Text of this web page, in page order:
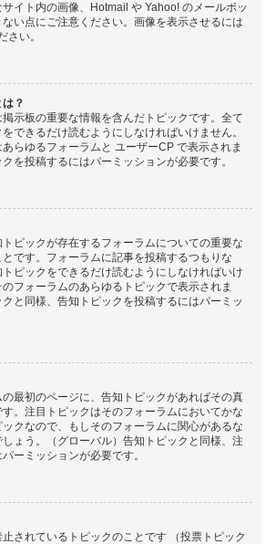
イト内の画像、Hotmail や Yahoo! のメールボッ
い点にご注意ください。画像を表示させるには
さい。
？
示板の重要な情報を含んだトピックです。全て
できるだけ読むようにしなければいけません。
らゆるフォーラムと ユーザーCP で表示されま
を投稿するにはパーミッションが必要です。
ピックが存在するフォーラムについての重要な
です。フォーラムに記事を投稿するつもりな
ピックをできるだけ読むようにしなければいけ
フォーラムのあらゆるトピックで表示されま
と同様、告知トピックを投稿するにはパーミッ
最初のページに、告知トピックがあればその真
。注目トピックはそのフォーラムにおいてかな
クなので、もしそのフォーラムに関心があるな
ょう。（グローバル）告知トピックと同様、注
ーミッションが必要です。
されているトピックのことです （投票トピック